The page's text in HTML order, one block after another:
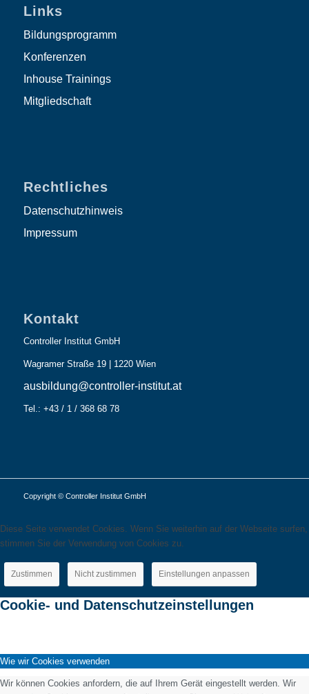
Links
Bildungsprogramm
Konferenzen
Inhouse Trainings
Mitgliedschaft
Rechtliches
Datenschutzhinweis
Impressum
Kontakt
Controller Institut GmbH
Wagramer Straße 19 | 1220 Wien
ausbildung@controller-institut.at
Tel.: +43 / 1 / 368 68 78
Copyright © Controller Institut GmbH
Diese Seite verwendet Cookies. Wenn Sie weiterhin auf der Webseite surfen,
stimmen Sie der Verwendung von Cookies zu.
Zustimmen Nicht zustimmen Einstellungen anpassen
Cookie- und Datenschutzeinstellungen
Wie wir Cookies verwenden
Wir können Cookies anfordern, die auf Ihrem Gerät eingestellt werden. Wir